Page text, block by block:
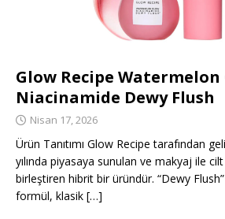
Glow Recipe Watermelon
Niacinamide Dewy Flush
Nisan 17, 2026
Ürün Tanıtımı Glow Recipe tarafından
yılında piyasaya sunulan ve makyaj ile
birleştiren hibrit bir üründür. “Dewy
formül, klasik […]